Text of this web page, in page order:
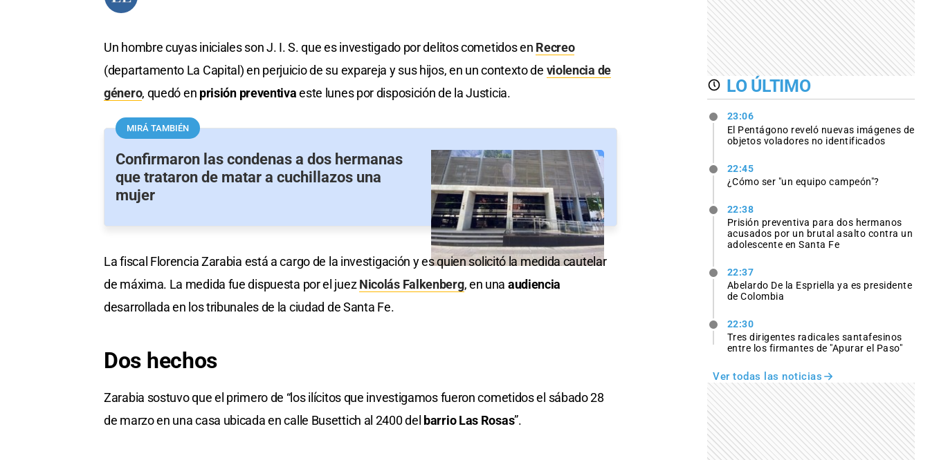
Un hombre cuyas iniciales son J. I. S. que es investigado por delitos cometidos en Recreo
(departamento La Capital) en perjuicio de su expareja y sus hijos, en un contexto de violencia de
género, quedó en prisión preventivaeste lunes por disposición de la Justicia.
MIRÁ TAMBIÉN
Confirmaron las condenas a dos hermanas
que trataron de matar a cuchillazos una
mujer
La fiscal Florencia Zarabia está a cargo de la investigación y es quien solicitó la medida cautelar
de máxima. La medida fue dispuesta por el juezNicolás Falkenberg, en una audiencia
desarrollada en los tribunales de la ciudad de Santa Fe.
Dos hechos
Zarabia sostuvo que el primero de “los ilícitos que investigamos fueron cometidos el sábado 28
de marzo en una casa ubicada en calle Busettich al 2400 del barrio Las Rosas”.
LO ÚLTIMO
23:06
El Pentágono reveló nuevas imágenes de
objetos voladores no identificados
22:45
¿Cómo ser "un equipo campeón"?
22:38
Prisión preventiva para dos hermanos
acusados por un brutal asalto contra un
adolescente en Santa Fe
22:37
Abelardo De la Espriella ya es presidente
de Colombia
22:30
Tres dirigentes radicales santafesinos
entre los firmantes de "Apurar el Paso"
Ver todas las noticias